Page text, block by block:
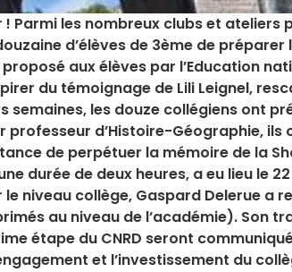
Parmi les nombreux clubs et ateliers
d’élèves de 3ème de préparer
aux élèves par l’Education
du témoignage de Lili Leignel,
les douze collégiens ont
professeur d’Histoire-Géographie, ils
de perpétuer la mémoire de la
durée de deux heures, a eu lieu le
niveau collège, Gaspard Delerue a
au niveau de l’académie). Son
étape du CNRD seront
et l’investissement du